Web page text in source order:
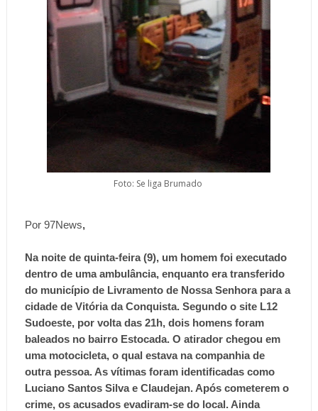
Foto: Se liga Brumado
Por 97News,
Na noite de quinta-feira (9), um homem foi executado
dentro de uma ambulância, enquanto era transferido
do município de Livramento de Nossa Senhora para a
cidade de Vitória da Conquista. Segundo o site L12
Sudoeste, por volta das 21h, dois homens foram
baleados no bairro Estocada. O atirador chegou em
uma motocicleta, o qual estava na companhia de
outra pessoa. As vítimas foram identificadas como
Luciano Santos Silva e Claudejan. Após cometerem o
crime, os acusados evadiram-se do local. Ainda